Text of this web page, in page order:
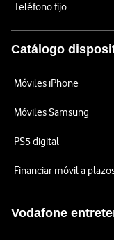
Teléfono fijo
Catálogo
Móviles iPhone
Móviles Samsung
PS5 digital
Financiar móvil a
Vodafone